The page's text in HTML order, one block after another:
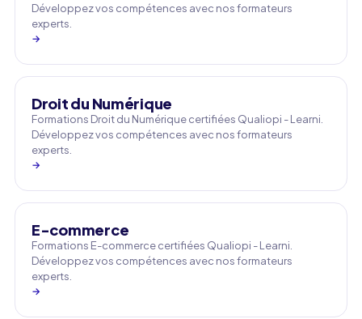
Développez vos compétences avec nos formateurs
experts.
→
Droit du Numérique
Formations Droit du Numérique certifiées Qualiopi - Learni.
Développez vos compétences avec nos formateurs
experts.
→
E-commerce
Formations E-commerce certifiées Qualiopi - Learni.
Développez vos compétences avec nos formateurs
experts.
→